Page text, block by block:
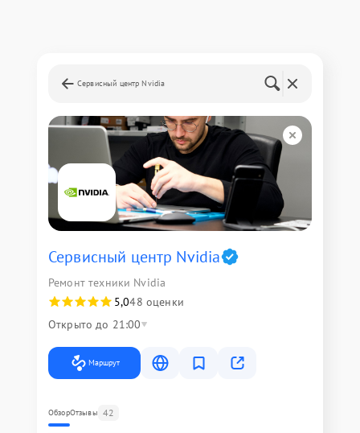
Сервисный центр Nvidia
Сервисный центр Nvidia
Ремонт техники Nvidia
5,048 оценки
Открыто до 21:00
Маршрут
ОбзорОтзывы 42